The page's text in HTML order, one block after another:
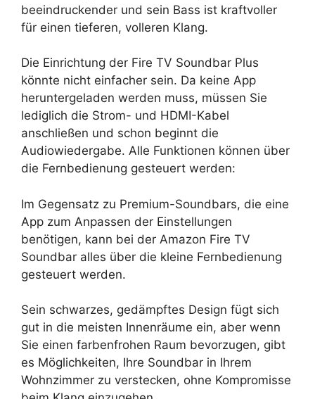
beeindruckender und sein Bass ist kraftvoller
für einen tieferen, volleren Klang.
Die Einrichtung der Fire TV Soundbar Plus
könnte nicht einfacher sein. Da keine App
heruntergeladen werden muss, müssen Sie
lediglich die Strom- und HDMI-Kabel
anschließen und schon beginnt die
Audiowiedergabe. Alle Funktionen können über
die Fernbedienung gesteuert werden:
Im Gegensatz zu Premium-Soundbars, die eine
App zum Anpassen der Einstellungen
benötigen, kann bei der Amazon Fire TV
Soundbar alles über die kleine Fernbedienung
gesteuert werden.
Sein schwarzes, gedämpftes Design fügt sich
gut in die meisten Innenräume ein, aber wenn
Sie einen farbenfrohen Raum bevorzugen, gibt
es Möglichkeiten, Ihre Soundbar in Ihrem
Wohnzimmer zu verstecken, ohne Kompromisse